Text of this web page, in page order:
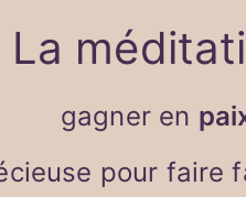
La
gagner en
pour faire